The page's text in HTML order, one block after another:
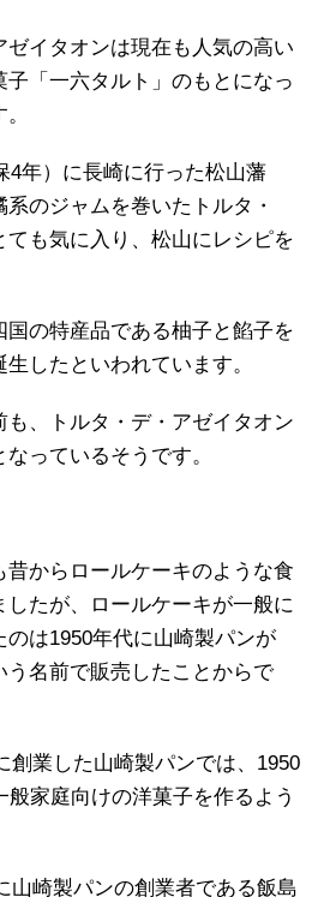
ゼイタオンは現在も人気の高い
「一六タルト」のもとになっ
4年）に長崎に行った松山藩
のジャムを巻いたトルタ・
ても気に入り、松山にレシピを
国の特産品である柚子と餡子を
したといわれています。
も、トルタ・デ・アゼイタオン
っているそうです。
昔からロールケーキのような食
たが、ロールケーキが一般に
は1950年代に山崎製パンが
う名前で販売したことからで
創業した山崎製パンでは、1950
家庭向けの洋菓子を作るよう
山崎製パンの創業者である飯島